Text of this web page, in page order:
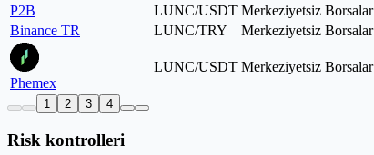
P2B
LUNC/USDT Merkeziyetsiz Borsalar
Binance TR
LUNC/TRY Merkeziyetsiz Borsalar
Phemex
LUNC/USDT Merkeziyetsiz Borsalar
1 2 3 4
Risk kontrolleri